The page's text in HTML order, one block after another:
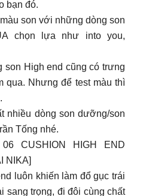
qua. Nhưng để test màu thì
nhiều dòng son dưỡng/son
Tống nhé.
CUSHION HIGH END
NIKA]
luôn khiến làm đổ gục trái
sang trọng, đi đôi cùng chất
cho bạn trải nghiệm một
với khả năng che phủ tốt,
màu lâu trôi. Lớp nền mỏng
thời kiềm dầu hiệu quả,